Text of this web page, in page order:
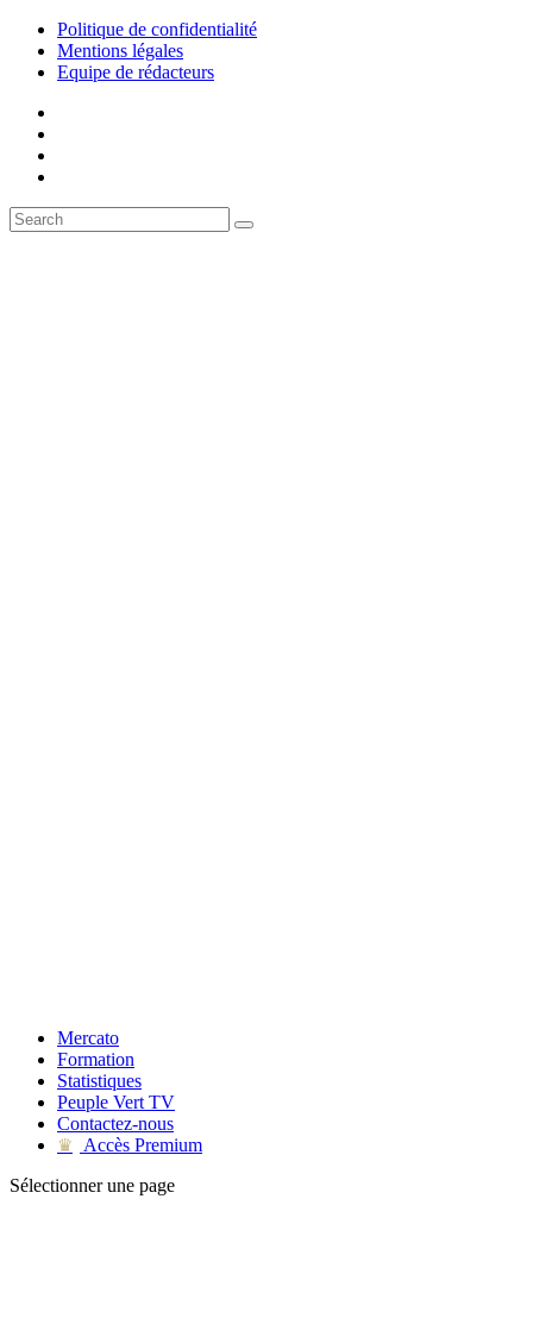
Politique de confidentialité
Mentions légales
Equipe de rédacteurs
Mercato
Formation
Statistiques
Peuple Vert TV
Contactez-nous
♛
Accès Premium
Sélectionner une page